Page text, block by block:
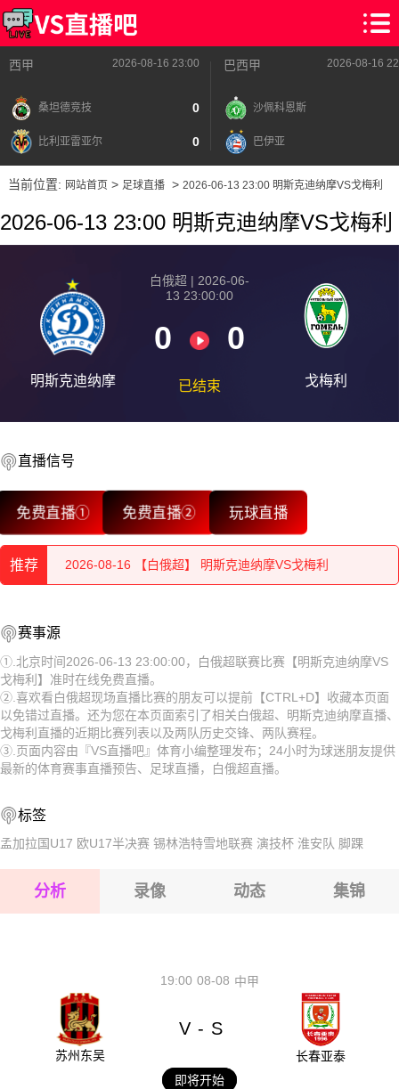
西甲 2026-08-16 23:00
桑坦德竞技 0
比利亚雷亚尔 0
巴西甲 2026-08-16
沙佩科恩斯
巴伊亚
当前位置: 网站首页> 足球直播> 2026-06-13 23:00 明斯克迪纳摩VS戈梅利
2026-06-13 23:00 明斯克迪纳摩VS戈梅利
明斯克迪纳摩
白俄超 | 2026-06-
13 23:00:00
0 0
已结束 戈梅利
直播信号
免费直播① 免费直播② 玩球直播
推荐
2026-08-16 【白俄超】 明斯克迪纳摩VS戈梅利
2026-08-16 【白俄超】 明斯克迪纳摩VS戈梅利
2026-08-16 【白俄超】 明斯克迪纳摩VS戈梅利
2026-08-16 【白俄超】 明斯克迪纳摩VS戈梅利
2026-08-16 【白俄超】 明斯克迪纳摩VS戈梅利
2026-08-16 【白俄超】 明斯克迪纳摩VS戈梅利
2026-08-16 【白俄超】 明斯克迪纳摩VS戈梅利
2026-08-16 【白俄超】 明斯克迪纳摩VS戈梅利
2026-08-16 【白俄超】 明斯克迪纳摩VS戈梅利
2026-08-16 【白俄超】 明斯克迪纳摩VS戈梅利
赛事源
①.北京时间2026-06-13 23:00:00，白俄超联赛比赛【明斯克迪纳摩VS
戈梅利】准时在线免费直播。
②.喜欢看白俄超现场直播比赛的朋友可以提前【CTRL+D】收藏本页面
以免错过直播。还为您在本页面索引了相关白俄超、明斯克迪纳摩直播、
戈梅利直播的近期比赛列表以及两队历史交锋、两队赛程。
③.页面内容由『VS直播吧』体育小编整理发布；24小时为球迷朋友提供
最新的体育赛事直播预告、足球直播，白俄超直播。
标签
孟加拉国U17 欧U17半决赛 锡林浩特雪地联赛 演技杯 淮安队 脚踝
分析 录像 动态 集锦
08-08
19:00 中甲
苏州东吴
V - S
长春亚泰
即将开始